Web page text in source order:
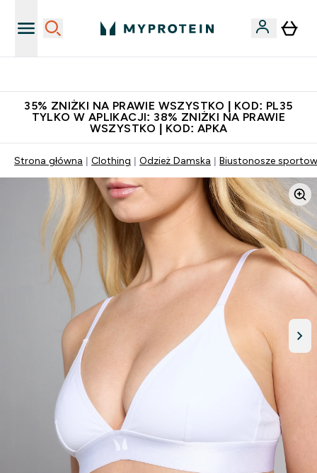
35% ZNIŻKI NA PRAWIE WSZYSTKO | KOD: PL35
TYLKO W APLIKACJI: 38% ZNIŻKI NA PRAWIE
WSZYSTKO | KOD: APKA
Strona główna Clothing Odzież Damska Biustonosze